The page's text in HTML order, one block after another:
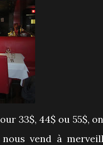
33$, 44$ ou 55$,
vend à